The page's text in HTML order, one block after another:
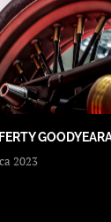
2023